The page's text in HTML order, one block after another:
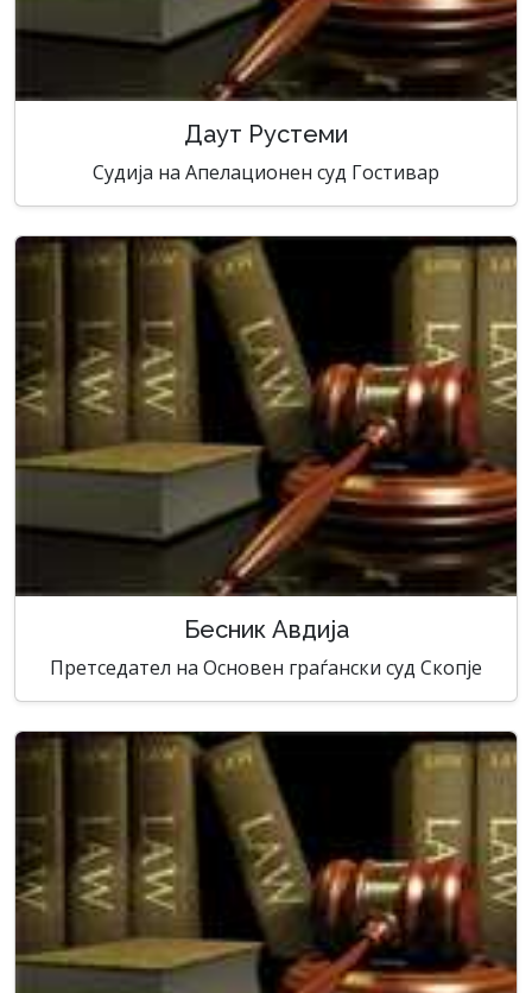
Даут Рустеми
Судија на Апелационен суд Гостивар
Бесник Авдија
Претседател на Основен граѓански суд Скопје